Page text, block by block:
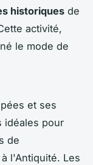
historiques de
activité,
le mode de
et ses
idéales pour
de
l'Antiquité. Les